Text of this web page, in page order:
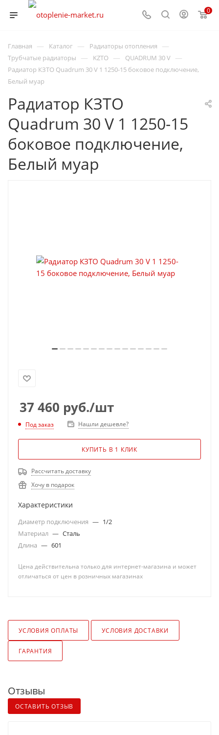
0
Главная — Каталог — Радиаторы отопления —
Трубчатые радиаторы — KZTO — QUADRUM 30 V —
Радиатор КЗТО Quadrum 30 V 1 1250-15 боковое подключение,
Белый муар
Радиатор КЗТО
Quadrum 30 V 1 1250-15
боковое подключение,
Белый муар
37 460 руб./шт
Под заказ Нашли дешевле?
КУПИТЬ В 1 КЛИК
Рассчитать доставку
Хочу в подарок
Характеристики
Диаметр подключения — 1/2
Материал — Сталь
Длина — 601
Цена действительна только для интернет-магазина и может
отличаться от цен в розничных магазинах
УСЛОВИЯ ОПЛАТЫ УСЛОВИЯ ДОСТАВКИ
ГАРАНТИЯ
Отзывы
ОСТАВИТЬ ОТЗЫВ